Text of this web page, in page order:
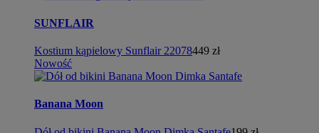
SUNFLAIR
Kostium kąpielowy Sunflair 22078449 zł
Nowość
Banana Moon